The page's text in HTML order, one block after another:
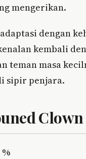
mengerikan.
dengan
kembali
teman masa
sipir penjara.
Clown